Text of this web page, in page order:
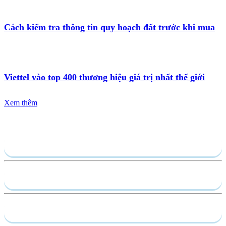
Cách kiểm tra thông tin quy hoạch đất trước khi mua
Viettel vào top 400 thương hiệu giá trị nhất thế giới
Xem thêm